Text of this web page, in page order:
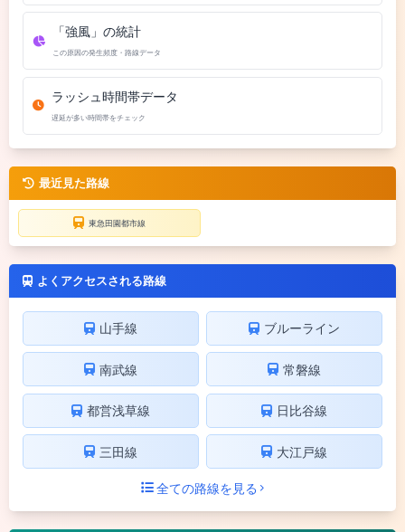
「強風」の統計
この原因の発生頻度・路線データ
ラッシュ時間帯データ
遅延が多い時間帯をチェック
最近見た路線
東急田園都市線
よくアクセスされる路線
山手線 ブルーライン
南武線 常磐線
都営浅草線 日比谷線
三田線
大江戸線
全ての路線を見る